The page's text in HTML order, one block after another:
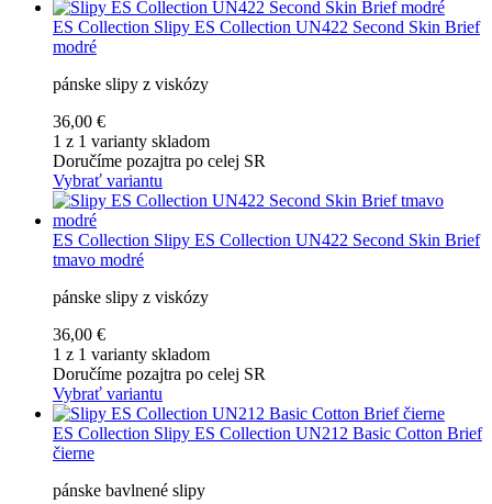
ES Collection Slipy ES Collection UN422 Second Skin Brief
modré
pánske slipy z viskózy
36,00 €
1 z 1 varianty skladom
Doručíme pozajtra po celej SR
Vybrať variantu
ES Collection Slipy ES Collection UN422 Second Skin Brief
tmavo modré
pánske slipy z viskózy
36,00 €
1 z 1 varianty skladom
Doručíme pozajtra po celej SR
Vybrať variantu
ES Collection Slipy ES Collection UN212 Basic Cotton Brief
čierne
pánske bavlnené slipy